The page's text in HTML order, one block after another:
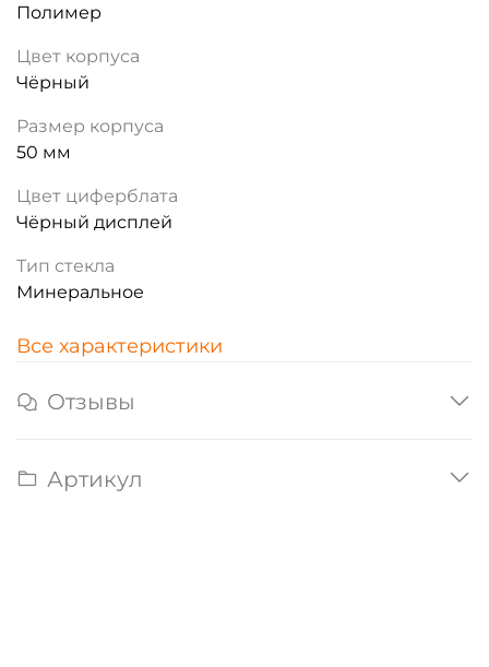
Полимер
Цвет корпуса
Чёрный
Размер корпуса
50 мм
Цвет циферблата
Чёрный дисплей
Тип стекла
Минеральное
Все характеристики
Отзывы
Артикул